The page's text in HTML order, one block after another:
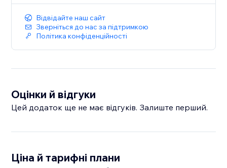
Відвідайте наш сайт
Зверніться до нас за підтримкою
Політика конфіденційності
Оцінки й відгуки
Цей додаток ще не має відгуків. Залиште перший.
Ціна й тарифні плани